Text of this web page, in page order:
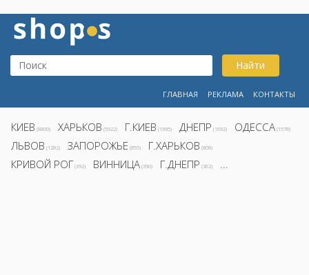
Найти
ГЛАВНАЯ РЕКЛАМА КОНТАКТЫ
КИЕВ (8800) ХАРЬКОВ (5922) Г.КИЕВ (1995) ДНЕПР (1692) ОДЕССА (1578)
ЛЬВОВ (1282) ЗАПОРОЖЬЕ (855) Г.ХАРЬКОВ (808)
КРИВОЙ РОГ (392) ВИННИЦА (390) Г.ДНЕПР (362) ...